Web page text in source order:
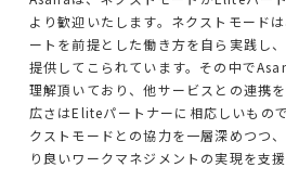
カルチャー
お知らせ
セミナー
より歓迎いたします。ネクストモード
ートを前提とした働き方を自ら実践し
提供してこられています。その中で
理解頂いており、他サービスとの連携
広さはEliteパートナーに相応しいもの
クストモードとの協力を一層深めつつ
り良いワークマネジメントの実現を支援